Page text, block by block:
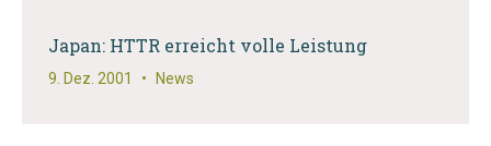
Japan: HTTR erreicht volle Leistung
9. Dez. 2001 • News